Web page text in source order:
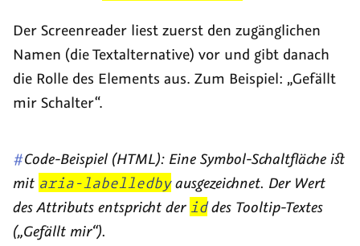
Der Screenreader liest zuerst den zugänglichen
Namen (die Textalternative) vor und gibt danach
die Rolle des Elements aus. Zum Beispiel: Gefällt
mir Schalter .
#Code-Beispiel (HTML): Eine Symbol-Schaltfläche ist
mit aria-labelledbyausgezeichnet. Der Wert
des Attributs entspricht der iddes Tooltip-Textes
(„Gefällt mir“).